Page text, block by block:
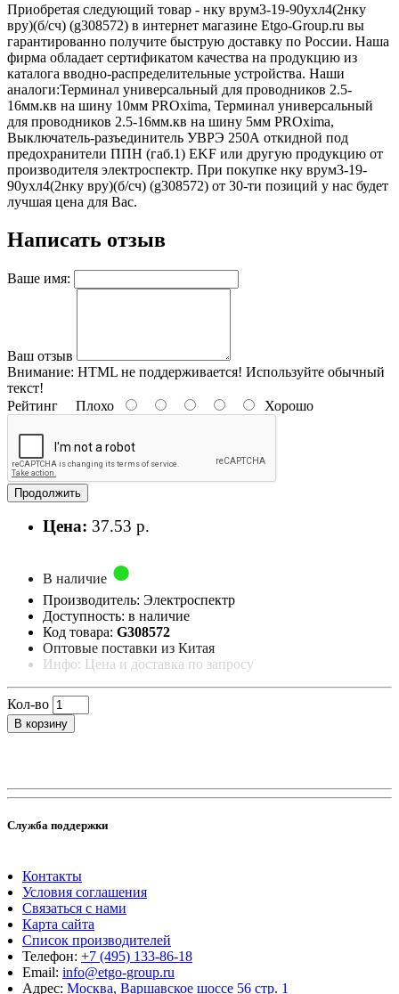
Приобретая следующий товар - нку врум3-19-90ухл4(2нку
вру)(б/сч) (g308572) в интернет магазине Etgo-Group.ru вы
гарантированно получите быструю доставку по России. Наша
фирма обладает сертификатом качества на продукцию из
каталога вводно-распределительные устройства. Наши
аналоги:Терминал универсальный для проводников 2.5-
16мм.кв на шину 10мм PROxima, Терминал универсальный
для проводников 2.5-16мм.кв на шину 5мм PROxima,
Выключатель-разъединитель УВРЭ 250А откидной под
предохранители ППН (габ.1) EKF или другую продукцию от
производителя электроспектр. При покупке нку врум3-19-
90ухл4(2нку вру)(б/сч) (g308572) от 30-ти позиций у нас будет
лучшая цена для Вас.
Написать отзыв
Ваше имя:
Ваш отзыв
Внимание: HTML не поддерживается! Используйте обычный
текст!
Рейтинг Плохо Хорошо
Продолжить
Цена: 37.53 р.
В наличие
Производитель: Электроспектр
Доступность: в наличие
Код товара: G308572
Оптовые поставки из Китая
Инфо: Цена и доставка по запросу
Кол-во
В корзину
Служба поддержки
Контакты
Условия соглашения
Связаться с нами
Карта сайта
Список производителей
Телефон: +7 (495) 133-86-18
Email: info@etgo-group.ru
Адрес: Москва, Варшавское шоссе 56 стр. 1